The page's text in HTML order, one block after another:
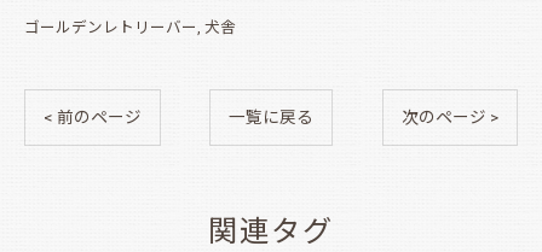
ゴールデンレトリーバー 犬舎
< 前のページ 一覧に戻る 次のページ >
関連タグ